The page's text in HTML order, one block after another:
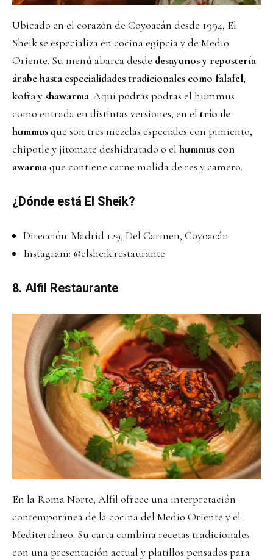
Ubicado en el corazón de Coyoacán desde 1994, El
Sheik se especializa en cocina egipcia y de Medio
Oriente. Su menú abarca desde desayunos y repostería
árabe hasta especialidades tradicionales como falafel,
kofta y shawarma. Aquí podrás podras el hummus
como entrada en distintas versiones, en el trío de
hummusque son tres mezclas especiales con pimiento,
chipotle y jitomate deshidratado o el hummus con
awarmaque contiene carne molida de res y camero.
¿Dónde está El Sheik?
Dirección: Madrid 129, Del Carmen, Coyoacán
Instagram: @elsheik.restaurante
8. Alfil Restaurante
En la Roma Norte, Alfil ofrece una interpretación
contemporánea de la cocina del Medio Oriente y el
Mediterráneo. Su carta combina recetas tradicionales
con una presentación actual y platillos pensados para